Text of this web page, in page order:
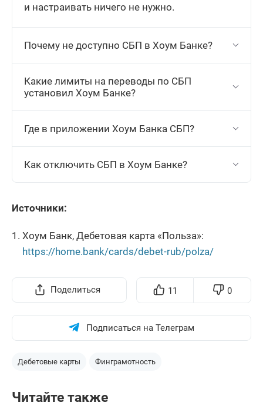
и настраивать ничего не нужно.
Почему не доступно СБП в Хоум Банке?
Какие лимиты на переводы по СБП
установил Хоум Банке?
Где в приложении Хоум Банка СБП?
Как отключить СБП в Хоум Банке?
Источники:
Хоум Банк, Дебетовая карта «Польза»:
https://home.bank/cards/debet-rub/polza/
Поделиться 11 0
Подписаться на Телеграм
Дебетовые карты Финграмотность
Читайте также